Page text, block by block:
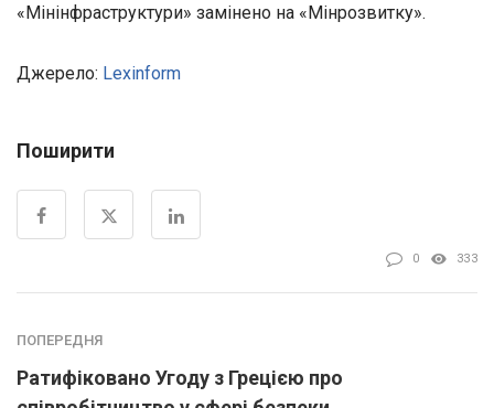
«Мінінфраструктури» замінено на «Мінрозвитку».
Джерело: Lexinform
Поширити
0 333
ПОПЕРЕДНЯ
Ратифіковано Угоду з Грецією про